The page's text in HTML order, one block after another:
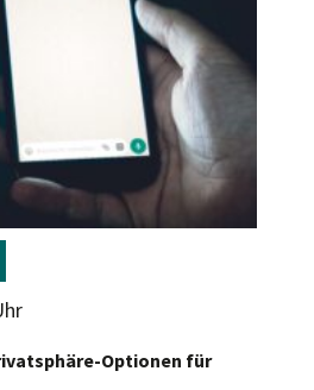
Optionen für